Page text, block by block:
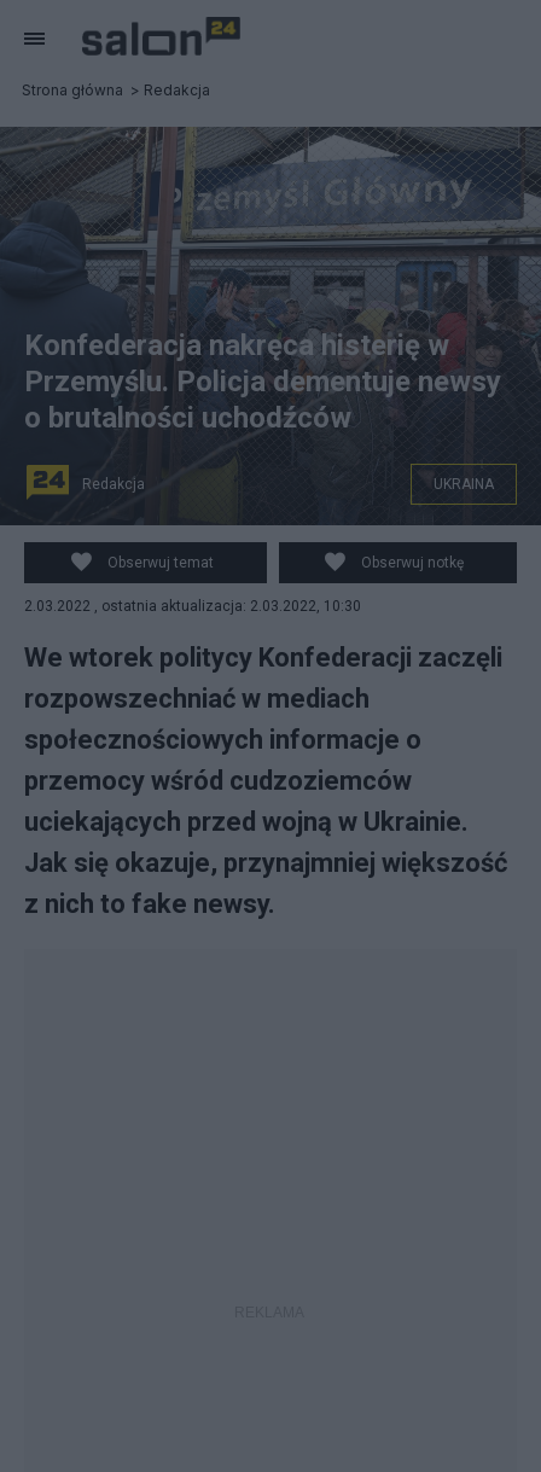
Strona główna Redakcja
źródło: PAP
Konfederacja nakręca histerię w
Przemyślu. Policja dementuje newsy
o brutalności uchodźców
Redakcja UKRAINA
Obserwuj temat Obserwuj notkę
2.03.2022 , ostatnia aktualizacja: 2.03.2022, 10:30
We wtorek politycy Konfederacji zaczęli
rozpowszechniać w mediach
społecznościowych informacje o
przemocy wśród cudzoziemców
uciekających przed wojną w Ukrainie.
Jak się okazuje, przynajmniej większość
z nich to fake newsy.